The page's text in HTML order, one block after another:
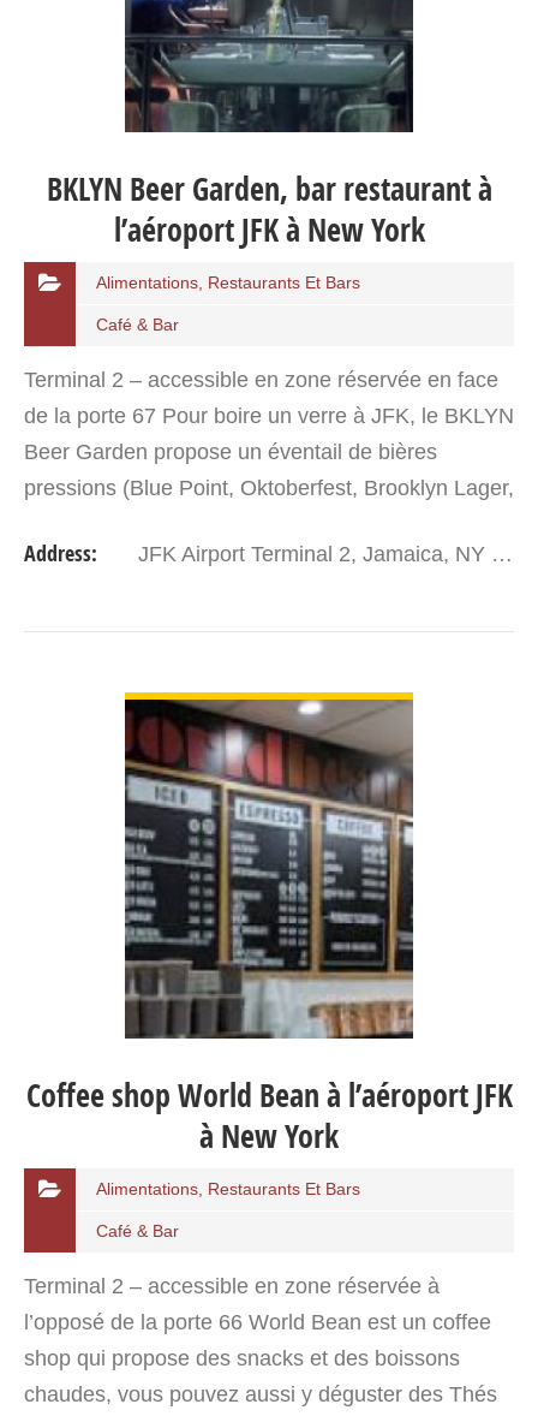
BKLYN Beer Garden, bar restaurant à
l’aéroport JFK à New York
Alimentations, Restaurants Et Bars
Café & Bar
Terminal 2 – accessible en zone réservée en face
de la porte 67 Pour boire un verre à JFK, le BKLYN
Beer Garden propose un éventail de bières
pressions (Blue Point, Oktoberfest, Brooklyn Lager,
Flash…)…
Address: JFK Airport Terminal 2, Jamaica, NY 11430
Coffee shop World Bean à l’aéroport JFK
à New York
Alimentations, Restaurants Et Bars
Café & Bar
Terminal 2 – accessible en zone réservée à
l’opposé de la porte 66 World Bean est un coffee
shop qui propose des snacks et des boissons
chaudes, vous pouvez aussi y déguster des Thés